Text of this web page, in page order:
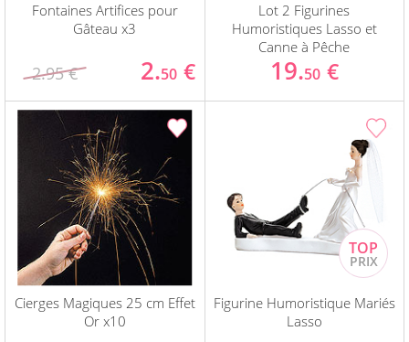
Fontaines Artifices pour
Gâteau x3
2.95 € 2.50 €
Lot 2 Figurines
Humoristiques Lasso et
Canne à Pêche
19.50 €
Cierges Magiques 25 cm Effet
Or x10
Figurine Humoristique Mariés
Lasso